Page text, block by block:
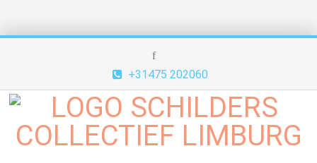
+31475 202060